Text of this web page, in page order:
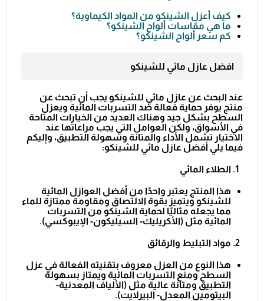
كيف أعزل الشينكو من المواد الكيماوية؟
ما هي مقاسات ألواح الشينكو؟
كم سعر ألواح الشينكو؟
افضل عازل مائي للشينكو
عند البحث عن عازل مائي للشينكو يجب أن تبحث عن
منتج يوفر حماية فعالة ضد التسربات المائية ويعزل
السطح بشكل جيد وهناك العديد من الخيارات المتاحة
في الأسواق، ولكن العوامل التي يجب مراعاتها عند
الاختيار تشمل الأداء والمتانة وسهولة التطبيق، وإليكم
فيما يلي أفضل عازل مائي للشينكو:
الطلاء المائي
هذا المنتج يعتبر واحدًا من أفضل العوازل المائية
للشينكو ويتميز بقوة الالتصاق ومقاومة ممتازة للماء
مما يجعله مثاليًا لحماية الشينكو من التسربات
المائية مثل (الأكريليك- السيليكون- الإيبوكسي).
مواد التبليط والرقائق
هذا النوع من العزل معروف بتقنيته الفعالة في عزل
السطح ومنع التسربات المائية ويمتاز بسهولة
التطبيق ومتانة عالية مثل (الألياف المعدنية-
البيتومين المعدل- البيرلايت).